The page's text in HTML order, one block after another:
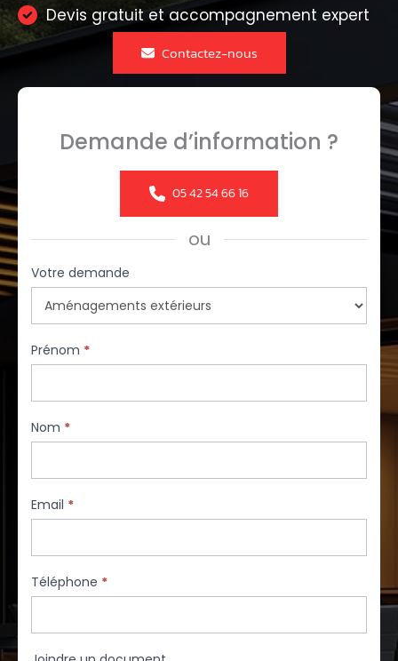
Devis gratuit et accompagnement expert
Contactez-nous
Demande d’information ?
05 42 54 66 16
ou
Formulaire
téléphone
Votre demande
Prénom *
Nom *
Email *
Téléphone *